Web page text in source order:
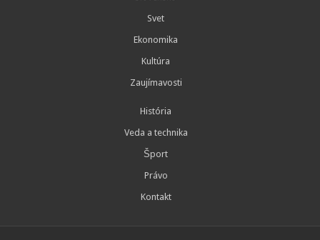
Svet
Ekonomika
Kultúra
Zaujímavosti
História
Veda a technika
Šport
Právo
Kontakt